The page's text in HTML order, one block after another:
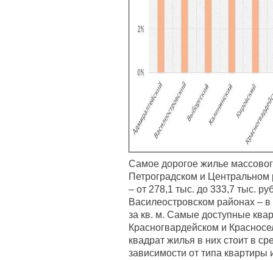
Самое дорогое жилье
Петроградском и Центральном
– от 278,1 тыс. до 333,7 тыс.
Василеостровском районах –
за кв. м. Самые доступные
Красногвардейском и
квадрат жилья в них стоит в
зависимости от типа квартиры